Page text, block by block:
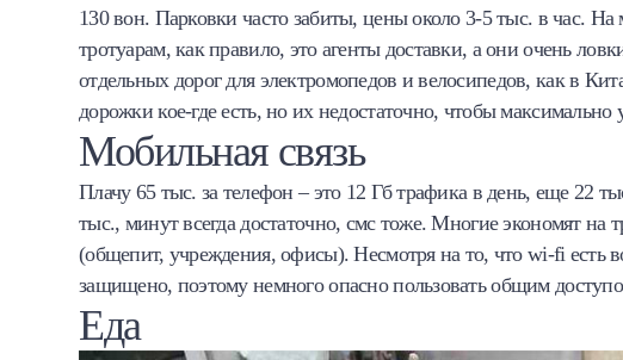
130 вон. Парковки часто забиты, цены около 3-5 тыс. в час.
тротуарам, как правило, это агенты доставки, а они очень
отдельных дорог для электромопедов и велосипедов, как в
дорожки кое-где есть, но их недостаточно, чтобы максимально
Мобильная связь
Плачу 65 тыс. за телефон – это 12 Гб трафика в день, еще 22
тыс., минут всегда достаточно, смс тоже. Многие экономят на
(общепит, учреждения, офисы). Несмотря на то, что wi-fi есть
защищено, поэтому немного опасно пользовать общим
Еда